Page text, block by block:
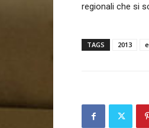
regionali che si
TAGS 2013